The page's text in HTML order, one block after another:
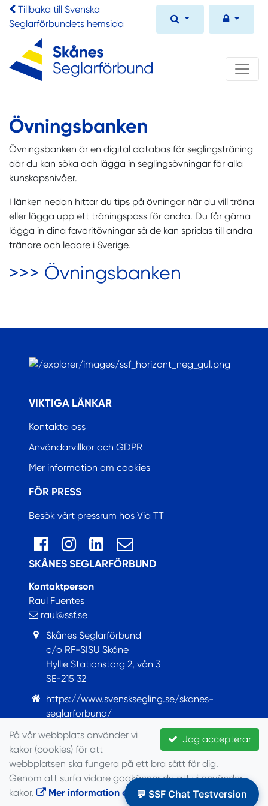
Tillbaka till Svenska
Seglarförbundets hemsida
Övningsbanken
Övningsbanken är en digital databas för seglingsträning
där du kan söka och lägga in seglingsövningar för alla
kunskapsnivåer.
I länken nedan hittar du tips på övningar när du vill träna
eller lägga upp ett träningspass för andra. Du får gärna
lägga in dina favoritövningar så de kan spridas till andra
tränare och ledare i Sverige.
>>> Övningsbanken
VIKTIGA LÄNKAR
Kontakta oss
Användarvillkor och GDPR
Mer information om cookies
FÖR PRESS
Besök vårt pressrum hos Via TT
SKÅNES SEGLARFÖRBUND
Kontaktperson
Raul Fuentes
raul@ssf.se
Skånes Seglarförbund
c/o RF-SISU Skåne
Hyllie Stationstorg 2, vån 3
SE-215 32
https://www.svensksegling.se/skanes-
seglarforbund/
https://www.facebook.com/Skanesseglarforbund
© Seglarförbundet, 2022
💬 SSF Chat Testversion
Jag accepterar
På vår webbplats använder vi
kakor (cookies) för att
webbplatsen ska fungera på ett bra sätt för dig.
Genom att surfa vidare godkänner du att vi använder
kakor.
Mer information om cookies.